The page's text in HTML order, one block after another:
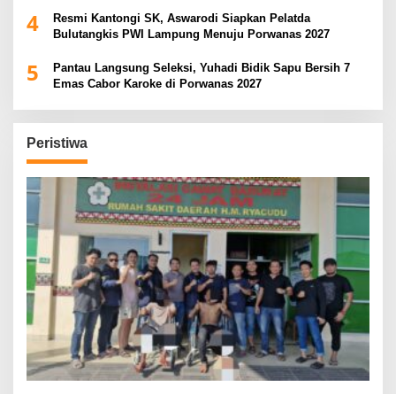
4
Resmi Kantongi SK, Aswarodi Siapkan Pelatda
Bulutangkis PWI Lampung Menuju Porwanas 2027
5
Pantau Langsung Seleksi, Yuhadi Bidik Sapu Bersih 7
Emas Cabor Karoke di Porwanas 2027
Peristiwa